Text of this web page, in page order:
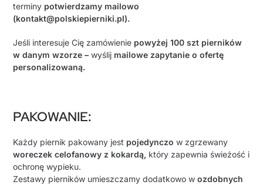
terminy potwierdzamy mailowo
(kontakt@polskiepierniki.pl).
Jeśli interesuje Cię zamówienie powyżej 100 szt pierników
w danym wzorze –wyślij mailowe zapytanie o ofertę
personalizowaną.
PAKOWANIE:
Każdy piernik pakowany jest pojedynczo w zgrzewany
woreczek celofanowy z kokardą, który zapewnia świeżość i
ochronę wypieku.
Zestawy pierników umieszczamy dodatkowo wozdobnych